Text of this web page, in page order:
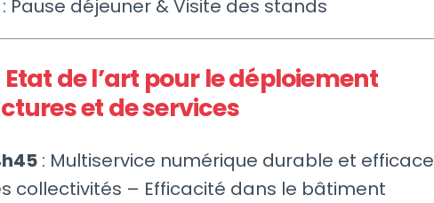
Pause déjeuner & Visite des stands
Etat de l’art pour le déploiement
et de services
: Multiservice numérique durable et efficace
collectivités – Efficacité dans le bâtiment